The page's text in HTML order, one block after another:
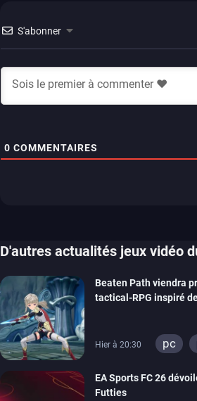
S'abonner
0 COMMENTAIRES
D'autres actualités jeux vidéo
Beaten Path viendra
tactical-RPG inspiré
Hier à 20:30 pc
EA Sports FC 26
Futties